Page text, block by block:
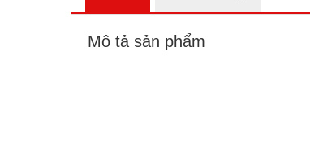
Mô tả sản phẩm